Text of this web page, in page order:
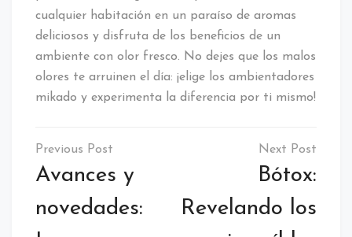
cualquier habitación en un paraíso de aromas
deliciosos y disfruta de los beneficios de un
ambiente con olor fresco. No dejes que los malos
olores te arruinen el día: ¡elige los ambientadores
mikado y experimenta la diferencia por ti mismo!
Navegación
de
entradas
Avances y
novedades:
Bótox:
Revelando los